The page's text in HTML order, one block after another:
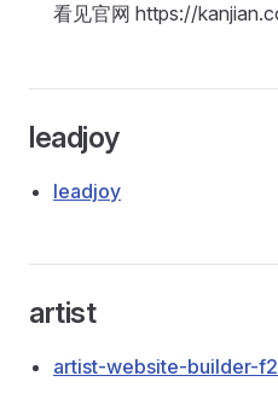
看见官网 https://
leadjoy
leadjoy
artist
artist-website-builder-